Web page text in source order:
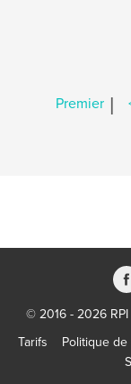
Premier |
© 2016 - 2026 RPI
Tarifs
Politique